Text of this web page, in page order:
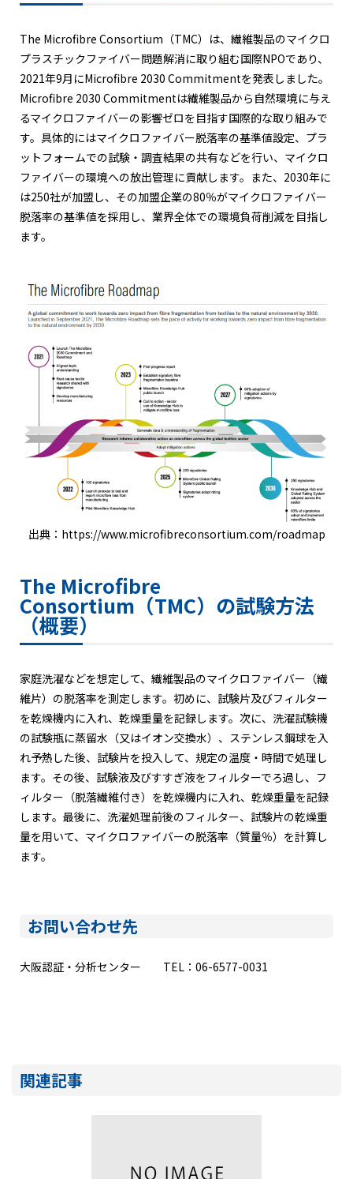
The Microfibre Consortium（TMC）は、繊維製品のマイクロ
プラスチックファイバー問題解消に取り組む国際NPOであり、
2021年9月にMicrofibre 2030 Commitmentを発表しました。
Microfibre 2030 Commitmentは繊維製品から自然環境に与え
るマイクロファイバーの影響ゼロを目指す国際的な取り組みで
す。具体的にはマイクロファイバー脱落率の基準値設定、プラ
ットフォームでの試験・調査結果の共有などを行い、マイクロ
ファイバーの環境への放出管理に貢献します。また、2030年に
は250社が加盟し、その加盟企業の80％がマイクロファイバー
脱落率の基準値を採用し、業界全体での環境負荷削減を目指し
ます。
出典：https://www.microfibreconsortium.com/roadmap
The Microfibre
Consortium（TMC）の試験方法
（概要）
家庭洗濯などを想定して、繊維製品のマイクロファイバー（繊
維片）の脱落率を測定します。初めに、試験片及びフィルター
を乾燥機内に入れ、乾燥重量を記録します。次に、洗濯試験機
の試験瓶に蒸留水（又はイオン交換水）、ステンレス鋼球を入
れ予熱した後、試験片を投入して、規定の温度・時間で処理し
ます。その後、試験液及びすすぎ液をフィルターでろ過し、フ
ィルター（脱落繊維付き）を乾燥機内に入れ、乾燥重量を記録
します。最後に、洗濯処理前後のフィルター、試験片の乾燥重
量を用いて、マイクロファイバーの脱落率（質量％）を計算し
ます。
お問い合わせ先
大阪認証・分析センター TEL：06-6577-0031
関連記事